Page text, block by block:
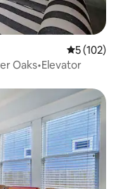
Průměrné
5 (102)
Oaks•Elevator